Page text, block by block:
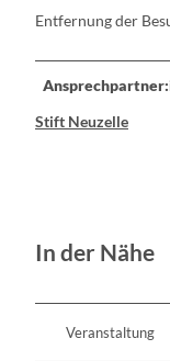
Entfernung der
Stift Neuzelle
In der Nähe
Veranstaltung